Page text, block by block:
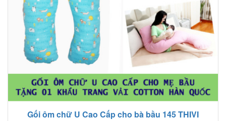
Gối ôm chữ U Cao Cấp cho bà bầu 145 THIVI